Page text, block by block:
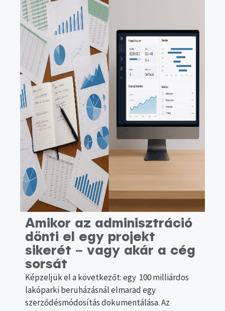
Amikor az adminisztráció
dönti el egy projekt
sikerét – vagy akár a cég
sorsát
Képzeljük el a következőt: egy 100 milliárdos
lakóparki beruházásnál elmarad egy
szerződésmódosítás dokumentálása. Az